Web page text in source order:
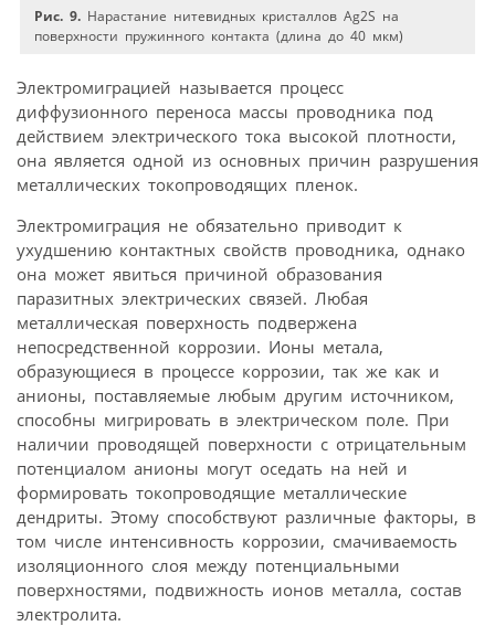
Рис. 9. Нарастание нитевидных кристаллов Ag2S на
поверхности пружинного контакта (длина до 40 мкм)
Электромиграцией называется процесс
диффузионного переноса массы проводника под
действием электрического тока высокой плотности,
она является одной из основных причин разрушения
металлических токопроводящих пленок.
Электромиграция не обязательно приводит к
ухудшению контактных свойств проводника, однако
она может явиться причиной образования
паразитных электрических связей. Любая
металлическая поверхность подвержена
непосредственной коррозии. Ионы метала,
образующиеся в процессе коррозии, так же как и
анионы, поставляемые любым другим источником,
способны мигрировать в электрическом поле. При
наличии проводящей поверхности с отрицательным
потенциалом анионы могут оседать на ней и
формировать токопроводящие металлические
дендриты. Этому способствуют различные факторы, в
том числе интенсивность коррозии, смачиваемость
изоляционного слоя между потенциальными
поверхностями, подвижность ионов металла, состав
электролита.